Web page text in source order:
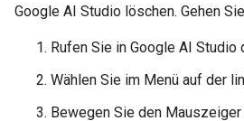
Google AI Studio löschen. Gehen
Rufen Sie in Google AI Studio
Wählen Sie im Menü auf der
Bewegen Sie den